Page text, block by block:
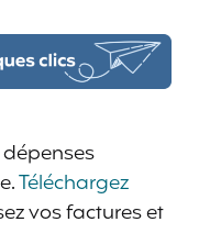
Téléchargez
vos factures et